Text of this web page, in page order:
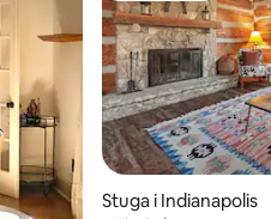
Stuga i Indianapolis